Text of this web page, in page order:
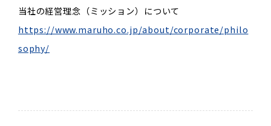
当社の経営理念（ミッション）について
https://www.maruho.co.jp/about/corporate/philo
sophy/